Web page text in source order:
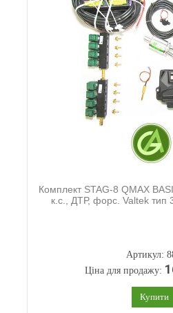
Комплект STAG-8 QMAX
к.с., ДТР, форс. Valtek
Артикул:
Ціна для продажу:
Купити